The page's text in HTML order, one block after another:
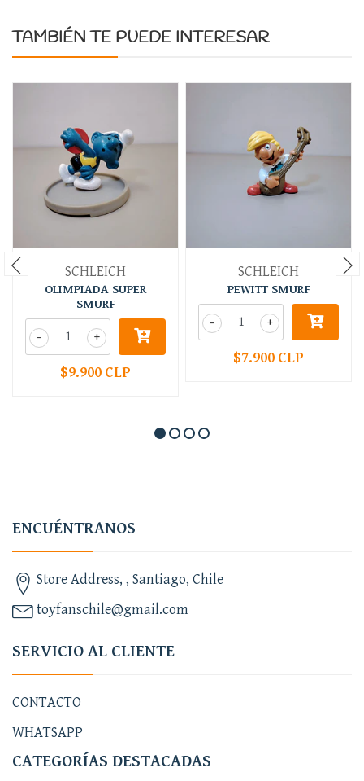
TAMBIÉN TE PUEDE INTERESAR
SCHLEICH
OLIMPIADA SUPER
SMURF
+
-
$9.900 CLP
SCHLEICH
PEWITT SMURF
+
-
$7.900 CLP
ENCUÉNTRANOS
Store Address, , Santiago, Chile
toyfanschile@gmail.com
SERVICIO AL CLIENTE
CONTACTO
WHATSAPP
CATEGORÍAS DESTACADAS